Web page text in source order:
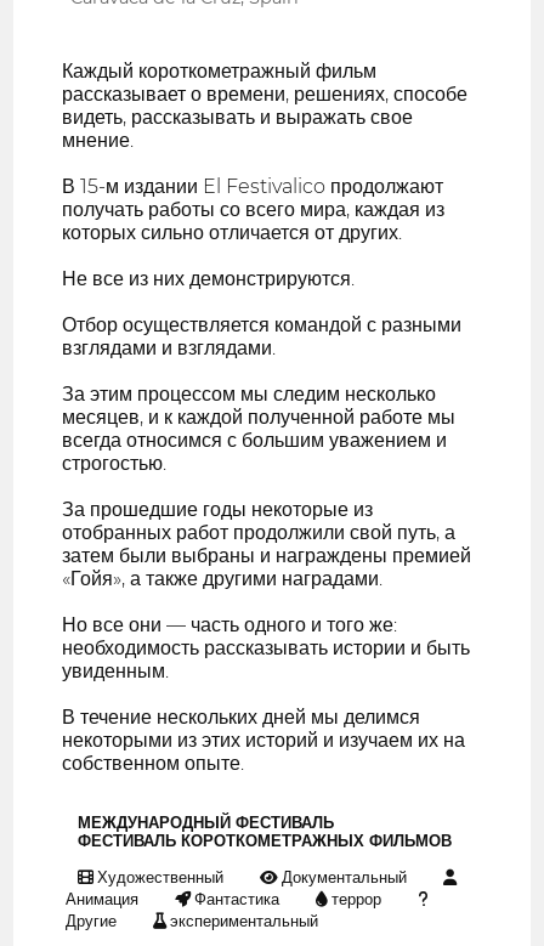
Каждый короткометражный фильм
рассказывает о времени, решениях, способе
видеть, рассказывать и выражать свое
мнение.
В 15-м издании El Festivalico продолжают
получать работы со всего мира, каждая из
которых сильно отличается от других.
Не все из них демонстрируются.
Отбор осуществляется командой с разными
взглядами и взглядами.
За этим процессом мы следим несколько
месяцев, и к каждой полученной работе мы
всегда относимся с большим уважением и
строгостью.
За прошедшие годы некоторые из
отобранных работ продолжили свой путь, а
затем были выбраны и награждены премией
«Гойя», а также другими наградами.
Но все они — часть одного и того же:
необходимость рассказывать истории и быть
увиденным.
В течение нескольких дней мы делимся
некоторыми из этих историй и изучаем их на
собственном опыте.
МЕЖДУНАРОДНЫЙ ФЕСТИВАЛЬ
ФЕСТИВАЛЬ КОРОТКОМЕТРАЖНЫХ ФИЛЬМОВ
Художественный
Документальный
Анимация
Фантастика
террор
Другие
экспериментальный